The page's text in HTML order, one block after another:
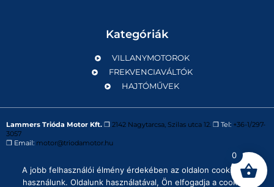
Kategóriák
VILLANYMOTOROK
FREKVENCIAVÁLTÓK
HAJTÓMŰVEK
Lammers Trióda Motor Kft. ❒ 2142 Nagytarcsa, Szilas utca 12. ❒ Tel: +36-1/297-
3057
❒ Email: motor@triodamotor.hu
Powered byDigit-Now Kft.
0
A jobb felhasználói élmény érdekében az oldalon cookie-kat
használunk. Oldalunk használatával, Ön elfogadja a cookie-k